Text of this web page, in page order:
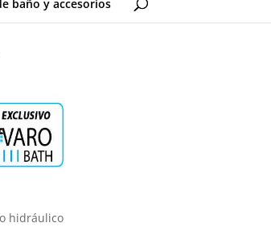
baño y accesorios
hidráulico